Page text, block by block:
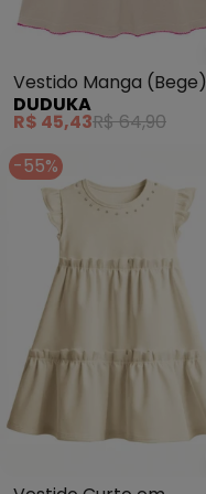
Vestido Manga (Bege)
DUDUKA
R$ 45,43R$ 64,90
-55%